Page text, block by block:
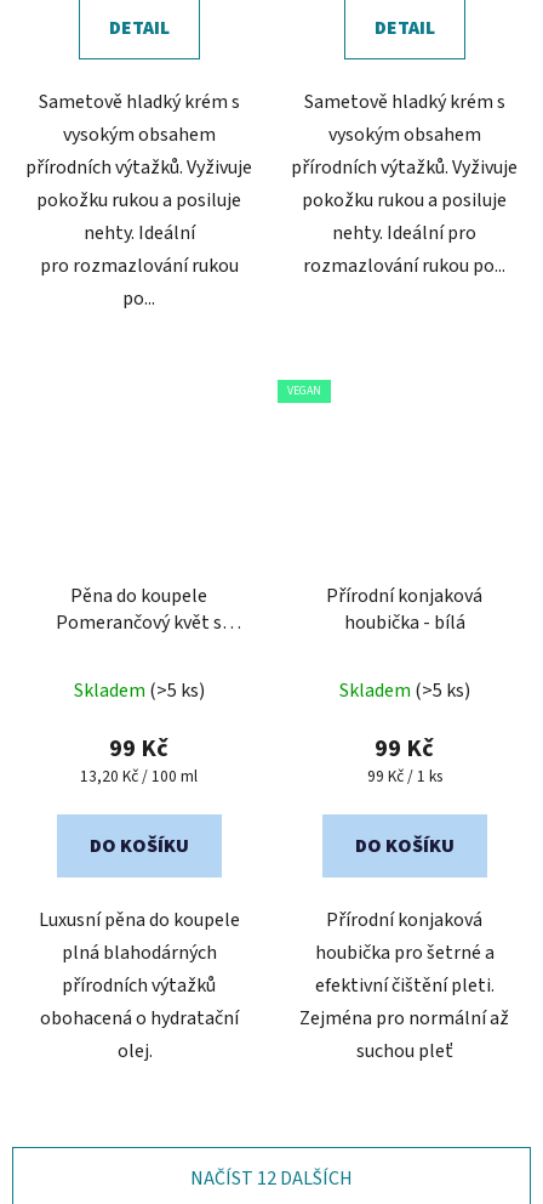
DETAIL
Sametově hladký krém s
vysokým obsahem
přírodních výtažků. Vyživuje
pokožku rukou a posiluje
nehty. Ideální
pro rozmazlování rukou
po...
z
DETAIL
Sametově hladký krém s
vysokým obsahem
přírodních výtažků. Vyživuje
pokožku rukou a posiluje
nehty. Ideální pro
rozmazlování rukou po...
Pěna do koupele
Pomerančový květ s
hodnocení
produktu
je
z
Skladem (>5 ks)
99 Kč
Měrná
13,20 Kč / 100 ml
DO KOŠÍKU
Luxusní pěna do koupele
plná blahodárných
přírodních výtažků
obohacená o hydratační
olej.
VEGAN
Přírodní konjaková
houbička - bílá
Skladem (>5 ks)
99 Kč
Měrná
99 Kč / 1 ks
DO KOŠÍKU
Přírodní konjaková
houbička pro šetrné a
efektivní čištění pleti.
Zejména pro normální až
suchou pleť
NAČÍST 12 DALŠÍCH